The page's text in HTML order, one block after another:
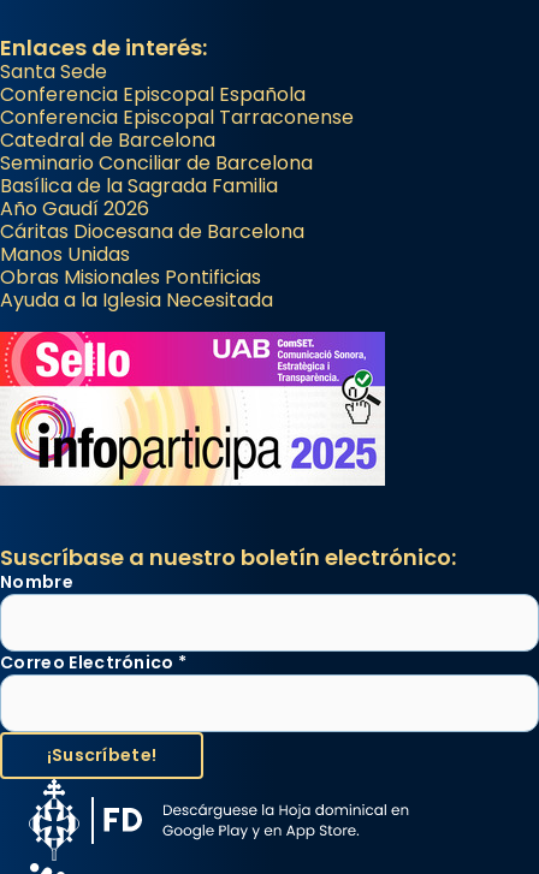
Enlaces de interés:
Santa Sede
Conferencia Episcopal Española
Conferencia Episcopal Tarraconense
Catedral de Barcelona
Seminario Conciliar de Barcelona
Basílica de la Sagrada Familia
Año Gaudí 2026
Cáritas Diocesana de Barcelona
Manos Unidas
Obras Misionales Pontificias
Ayuda a la Iglesia Necesitada
Suscríbase a nuestro boletín electrónico:
Nombre
Correo Electrónico *